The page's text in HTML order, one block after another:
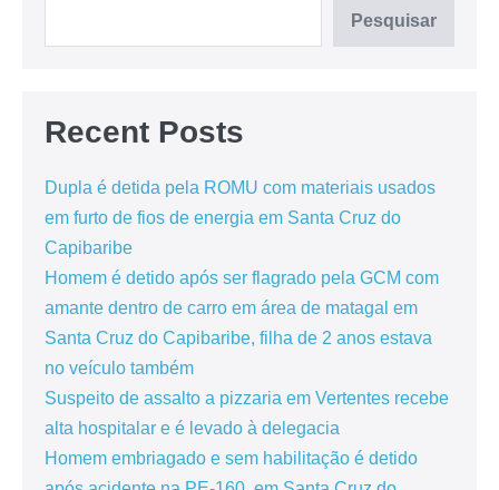
Pesquisar
Recent Posts
Dupla é detida pela ROMU com materiais usados
em furto de fios de energia em Santa Cruz do
Capibaribe
Homem é detido após ser flagrado pela GCM com
amante dentro de carro em área de matagal em
Santa Cruz do Capibaribe, filha de 2 anos estava
no veículo também
Suspeito de assalto a pizzaria em Vertentes recebe
alta hospitalar e é levado à delegacia
Homem embriagado e sem habilitação é detido